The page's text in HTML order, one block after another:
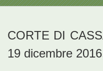
CORTE DI
19 dicembre